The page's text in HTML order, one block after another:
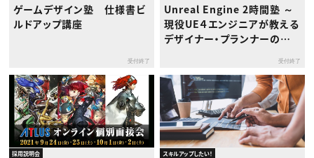
ゲームデザイン塾 仕様書ビ
ルドアップ講座
受付終了
Unreal Engine 2時間塾 ～
現役UE４エンジニアが教える
デザイナー・プランナーのた
受付終了
採用説明会 スキルアップしたい！